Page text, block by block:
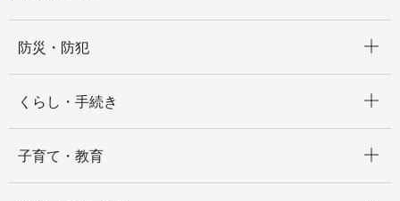
防災・防犯
くらし・手続き
子育て・教育